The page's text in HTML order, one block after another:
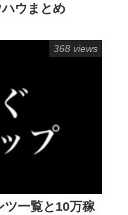
ウまとめ
ツ一覧と10万稼
368 views